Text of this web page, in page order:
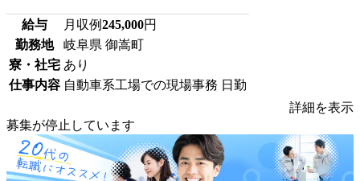
給与 月収例245,000円
勤務地
岐阜県 御嵩町
寮・社宅 あり
仕事内容 自動車系工場での現場事務 日勤
詳細を表示
募集が停止しています